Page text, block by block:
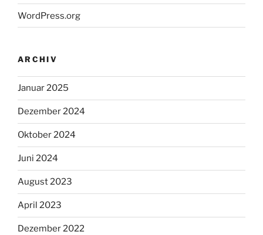
WordPress.org
ARCHIV
Januar 2025
Dezember 2024
Oktober 2024
Juni 2024
August 2023
April 2023
Dezember 2022